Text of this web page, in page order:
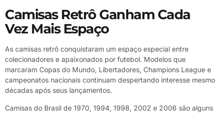
Camisas Retrô Ganham Cada
Vez Mais Espaço
As camisas retrô conquistaram um espaço especial entre
colecionadores e apaixonados por futebol. Modelos que
marcaram Copas do Mundo, Libertadores, Champions League e
campeonatos nacionais continuam despertando interesse mesmo
décadas após seus lançamentos.
Camisas do Brasil de 1970, 1994, 1998, 2002 e 2006 são alguns